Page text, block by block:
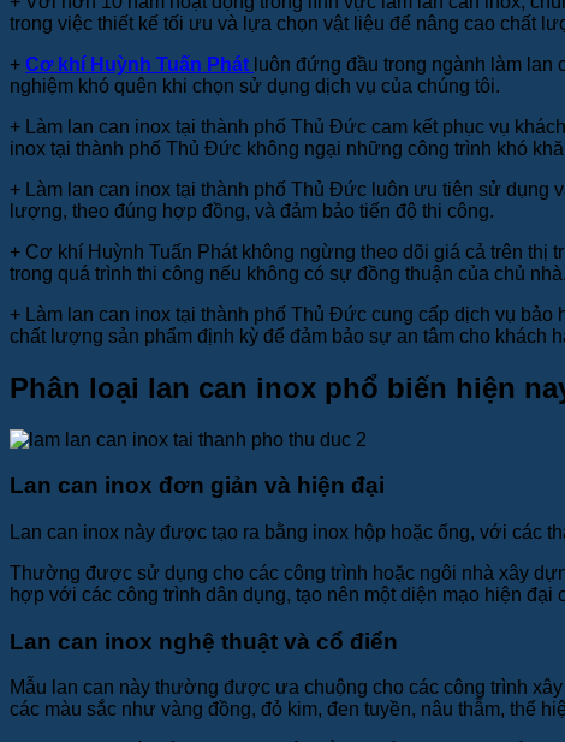
trong việc thiết kế tối ưu và lựa chọn vật liệu để nâng cao chất
+ Cơ khí Huỳnh Tuấn Phát luôn đứng đầu trong ngành làm
nghiệm khó quên khi chọn sử dụng dịch vụ của chúng tôi.
+
Làm lan can inox tại thành phố Thủ Đức cam kết phục vụ
inox tại thành phố Thủ Đức không ngại những công trình khó
+
Làm lan can inox tại thành phố Thủ Đức luôn ưu tiên sử dụng
lượng, theo đúng hợp đồng, và đảm bảo tiến độ thi công.
+ Cơ khí Huỳnh Tuấn Phát không ngừng theo dõi giá cả trên thị
trong quá trình thi công nếu không có sự đồng thuận của chủ nhà.
+
Làm lan can inox tại thành phố Thủ Đức cung cấp dịch vụ
chất lượng sản phẩm định kỳ để đảm bảo sự an tâm cho khách
Phân loại lan can inox phổ biến hiện
Lan can inox đơn giản và hiện đại
Lan can inox này được tạo ra bằng inox hộp hoặc ống, với các
Thường được sử dụng cho các công trình hoặc ngôi nhà xây
hợp với các công trình dân dụng, tạo nên một diện mạo hiện đại
Lan can inox nghệ thuật và cổ điển
Mẫu lan can này thường được ưa chuộng cho các công trình
các màu sắc như vàng đồng, đỏ kim, đen tuyền, nâu thẫm, thể